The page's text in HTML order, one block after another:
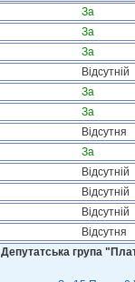
За
За
За
Відсутній
За
За
Відсутня
За
Відсутній
Відсутній
Відсутній
Відсутня
Депутатська група